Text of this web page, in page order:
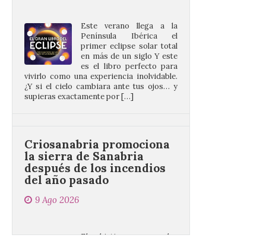
es el libro perfecto para
vivirlo como una experiencia inolvidable.
¿Y si el cielo cambiara ante tus ojos… y
supieras exactamente por […]
del año pasado
9 Ago 2026